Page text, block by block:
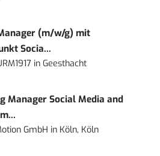
(m/w/g) mit
Socia...
inGeesthacht
Manager Social Media and
GmbH in Köln, Köln